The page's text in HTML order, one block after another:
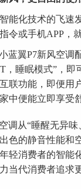
化技术的飞速发
令或手机APP，
翼P7新风空调配
，睡眠模式”，即
联功能，即便用
中便能立即享受
从“睡醒无异味
色的静音性能和
轻消费者的智能
当代消费者追求